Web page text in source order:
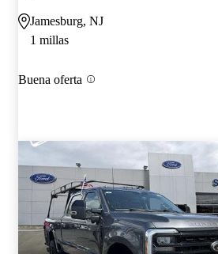
Jamesburg, NJ
1 millas
Buena oferta